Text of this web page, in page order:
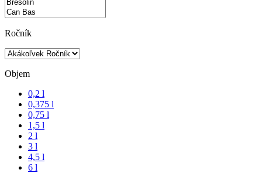
Ročník
Objem
0,2 l
0,375 l
0,75 l
1,5 l
2 l
3 l
4,5 l
6 l